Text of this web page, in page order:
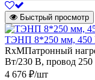
Быстрый просмотр
ТЭНП 8*250 мм, 450
RxMПатронный
Вт/230 В, провод
4 676 ₽/шт